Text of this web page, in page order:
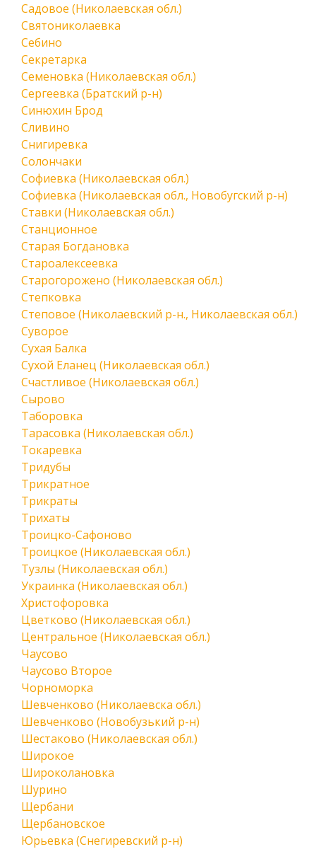
Садовое (Николаевская обл.)
Святониколаевка
Себино
Секретарка
Семеновка (Николаевская обл.)
Сергеевка (Братский р-н)
Синюхин Брод
Сливино
Снигиревка
Солончаки
Софиевка (Николаевская обл.)
Софиевка (Николаевская обл., Новобугский р-н)
Ставки (Николаевская обл.)
Станционное
Старая Богдановка
Староалексеевка
Старогорожено (Николаевская обл.)
Степковка
Степовое (Николаевский р-н., Николаевская обл.)
Суворое
Сухая Балка
Сухой Еланец (Николаевская обл.)
Счастливое (Николаевская обл.)
Сырово
Таборовка
Тарасовка (Николаевская обл.)
Токаревка
Тридубы
Трикратное
Трикраты
Трихаты
Троицко-Сафоново
Троицкое (Николаевская обл.)
Тузлы (Николаевская обл.)
Украинка (Николаевская обл.)
Христофоровка
Цветково (Николаевская обл.)
Центральное (Николаевская обл.)
Чаусово
Чаусово Второе
Чорноморка
Шевченково (Николаевска обл.)
Шевченково (Новобузький р-н)
Шестаково (Николаевская обл.)
Широкое
Широколановка
Шурино
Щербани
Щербановское
Юрьевка (Снегиревский р-н)